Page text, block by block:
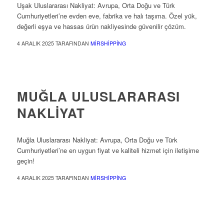
Uşak Uluslararası Nakliyat: Avrupa, Orta Doğu ve Türk
Cumhuriyetleri’ne evden eve, fabrika ve halı taşıma. Özel yük,
değerli eşya ve hassas ürün nakliyesinde güvenilir çözüm.
4 ARALIK 2025 TARAFINDAN MIRSHIPPING
MUĞLA ULUSLARARASI
NAKLIYAT
Muğla Uluslararası Nakliyat: Avrupa, Orta Doğu ve Türk
Cumhuriyetleri’ne en uygun fiyat ve kaliteli hizmet için iletişime
geçin!
4 ARALIK 2025 TARAFINDAN MIRSHIPPING